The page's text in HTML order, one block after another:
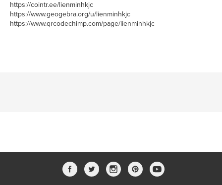
https://cointr.ee/lienminhkjc
https://www.geogebra.org/u/lienminhkjc
https://www.qrcodechimp.com/page/lienminhkjc